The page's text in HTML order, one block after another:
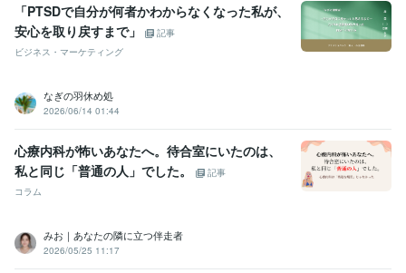
「PTSDで自分が何者かわからなくなった私が、
安心を取り戻すまで」
記事
ビジネス・マーケティング
なぎの羽休め処
2026/06/14 01:44
心療内科が怖いあなたへ。待合室にいたのは、
私と同じ「普通の人」でした。
記事
コラム
みお｜あなたの隣に立つ伴走者
2026/05/25 11:17